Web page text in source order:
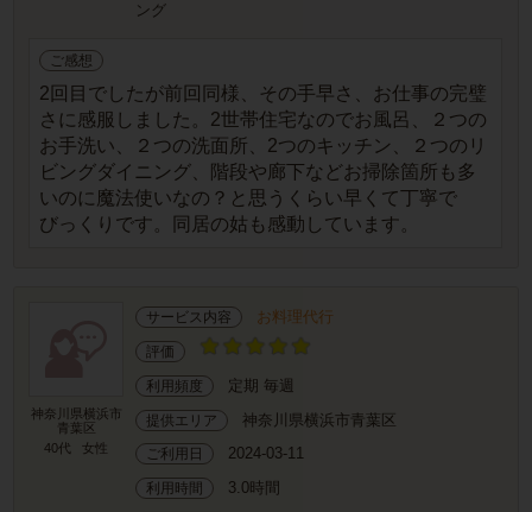
ング
ご感想
2回目でしたが前回同様、その手早さ、お仕事の完璧
さに感服しました。2世帯住宅なのでお風呂、２つの
お手洗い、２つの洗面所、2つのキッチン、２つのリ
ビングダイニング、階段や廊下などお掃除箇所も多
いのに魔法使いなの？と思うくらい早くて丁寧で
びっくりです。同居の姑も感動しています。
神奈川県横浜市
青葉区
40代
女性
サービス内容 お料理代行
評価
利用頻度 定期 毎週
提供エリア 神奈川県横浜市青葉区
ご利用日 2024-03-11
利用時間 3.0時間